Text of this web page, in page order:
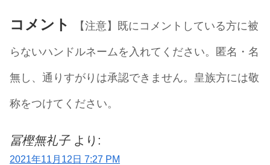
コメント
【注意】既にコメントしている方に被
らないハンドルネームを入れてください。匿名・名
無し、通りすがりは承認できません。皇族方には敬
称をつけてください。
冨樫無礼子 より:
2021年11月12日 7:27 PM